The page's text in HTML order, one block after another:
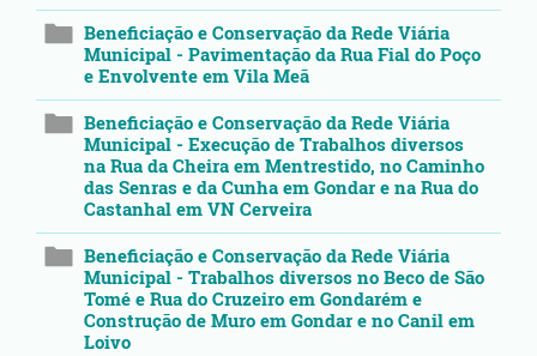
Beneficiação e Conservação da Rede Viária
Municipal - Pavimentação da Rua Fial do Poço
e Envolvente em Vila Meã
Beneficiação e Conservação da Rede Viária
Municipal - Execução de Trabalhos diversos
na Rua da Cheira em Mentrestido, no Caminho
das Senras e da Cunha em Gondar e na Rua do
Castanhal em VN Cerveira
Beneficiação e Conservação da Rede Viária
Municipal - Trabalhos diversos no Beco de São
Tomé e Rua do Cruzeiro em Gondarém e
Construção de Muro em Gondar e no Canil em
Loivo